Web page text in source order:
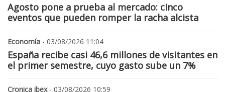
Agosto pone a prueba al mercado: cinco
eventos que pueden romper la racha alcista
Economía - 03/08/2026 11:04
España recibe casi 46,6 millones de visitantes en
el primer semestre, cuyo gasto sube un 7%
Cronica ibex- 03/08/2026 10:59